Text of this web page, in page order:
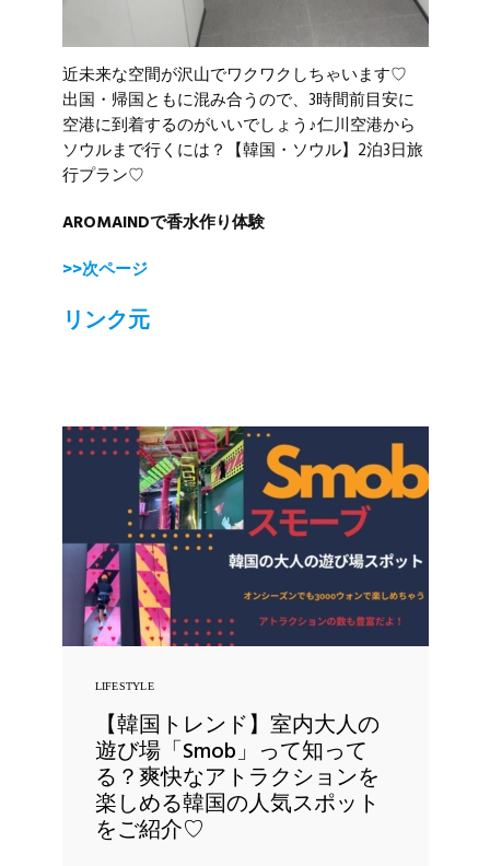
近未来な空間が沢山でワクワクしちゃいます♡
出国・帰国ともに混み合うので、3時間前目安に
空港に到着するのがいいでしょう♪仁川空港から
ソウルまで行くには？【韓国・ソウル】2泊3日旅
行プラン♡
AROMAINDで香水作り体験
>>次ページ
リンク元
LIFESTYLE
【韓国トレンド】室内大人の
遊び場「Smob」って知って
る？爽快なアトラクションを
楽しめる韓国の人気スポット
をご紹介♡